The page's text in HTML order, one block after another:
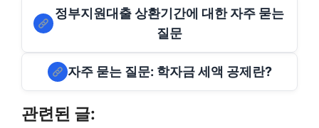
정부지원대출 상환기간에 대한 자주 묻는
질문
자주 묻는 질문: 학자금 세액 공제란?
관련된 글: